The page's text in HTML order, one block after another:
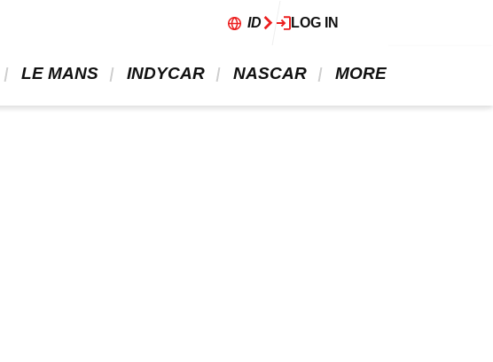
ID LOG IN
LE MANS INDYCAR NASCAR MORE